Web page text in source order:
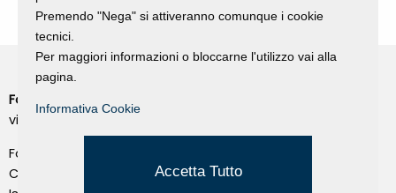
Fondazione Dino Zoli
viale Bologna 288, Forlì
Fondo dot. euro 285.000 i.v.
CF e P.IVA 03692820404
Privacy Policy
Premendo "Nega" si attiveranno comunque i cookie
tecnici.
Per maggiori informazioni o bloccarne l'utilizzo vai alla
pagina.
Informativa Cookie
Accetta Tutto